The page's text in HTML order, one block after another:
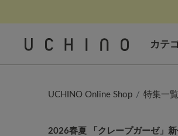
カテ
UCHINO Online Shop 特集一覧
2026春夏 「クレープガーゼ」